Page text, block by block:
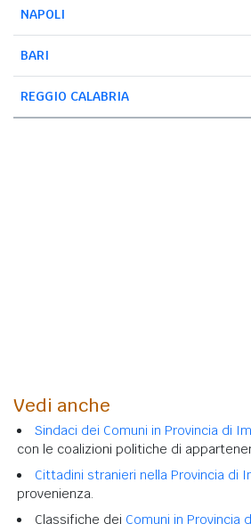
NAPOLI
BARI
REGGIO CALABRIA
Vedi anche
Sindaci dei Comuni in Provincia di
con le coalizioni politiche di
Cittadini stranieri nella Provincia di
provenienza.
Classifiche dei Comuni in Provincia